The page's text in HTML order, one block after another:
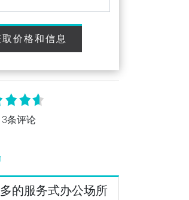
取价格和信息
条评论
的服务式办公场所